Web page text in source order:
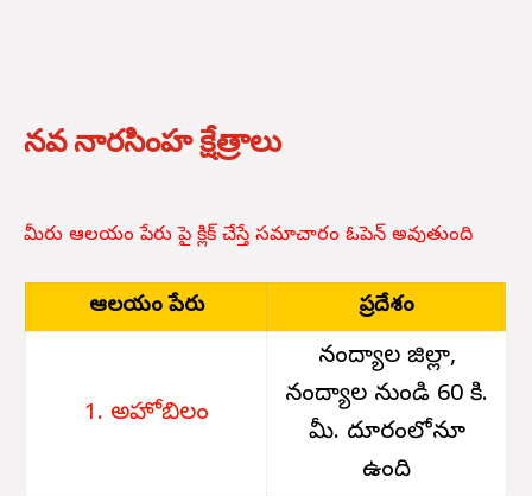
నవ నారసింహ క్షేత్రాలు
మీరు ఆలయం పేరు పై క్లిక్ చేస్తే సమాచారం ఓపెన్ అవుతుంది
ఆలయం పేరు ప్రదేశం
1. అహోబిలం
నంద్యాల జిల్లా,
నంద్యాల నుండి 60 కి.
మీ. దూరంలోనూ
ఉంది